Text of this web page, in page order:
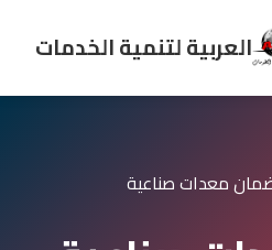
العربية لتنمية الخدمات
معدات صناعية